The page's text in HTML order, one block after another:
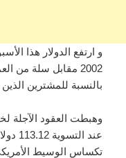
و ارتفع الدولار هذا
2002 مقابل سلة من
بالنسبة للمشترين
عند